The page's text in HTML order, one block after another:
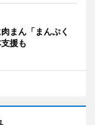
まん「まんぷく
援も